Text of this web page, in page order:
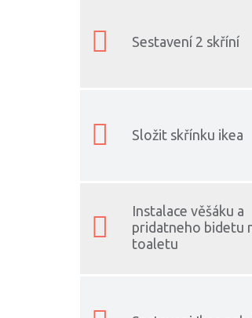
Sestavení 2 skříní
Složit skřínku ikea
Instalace věšáku a
pridatneho bidetu
toaletu